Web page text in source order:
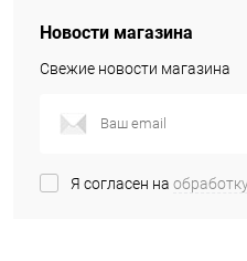
Новости магазина
Свежие новости магазина
Я согласен на